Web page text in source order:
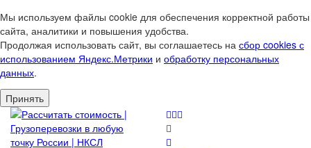
Мы используем файлы cookie для обеспечения корректной работы
сайта, аналитики и повышения удобства.
Продолжая использовать сайт, вы соглашаетесь на сбор cookies с
использованием Яндекс.Метрики и обработку персональных
данных.
Принять